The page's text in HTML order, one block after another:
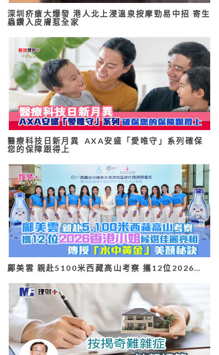
深圳疥瘡大爆發 港人北上浸溫泉按摩勁易中招 寄生
蟲鑽入皮膚惹全家
醫療科技日新月異 AXA安盛「愛唯守」系列確保
您的保障跟得上
鄺美雲 親赴5100米西藏高山考察 攜12位2026…